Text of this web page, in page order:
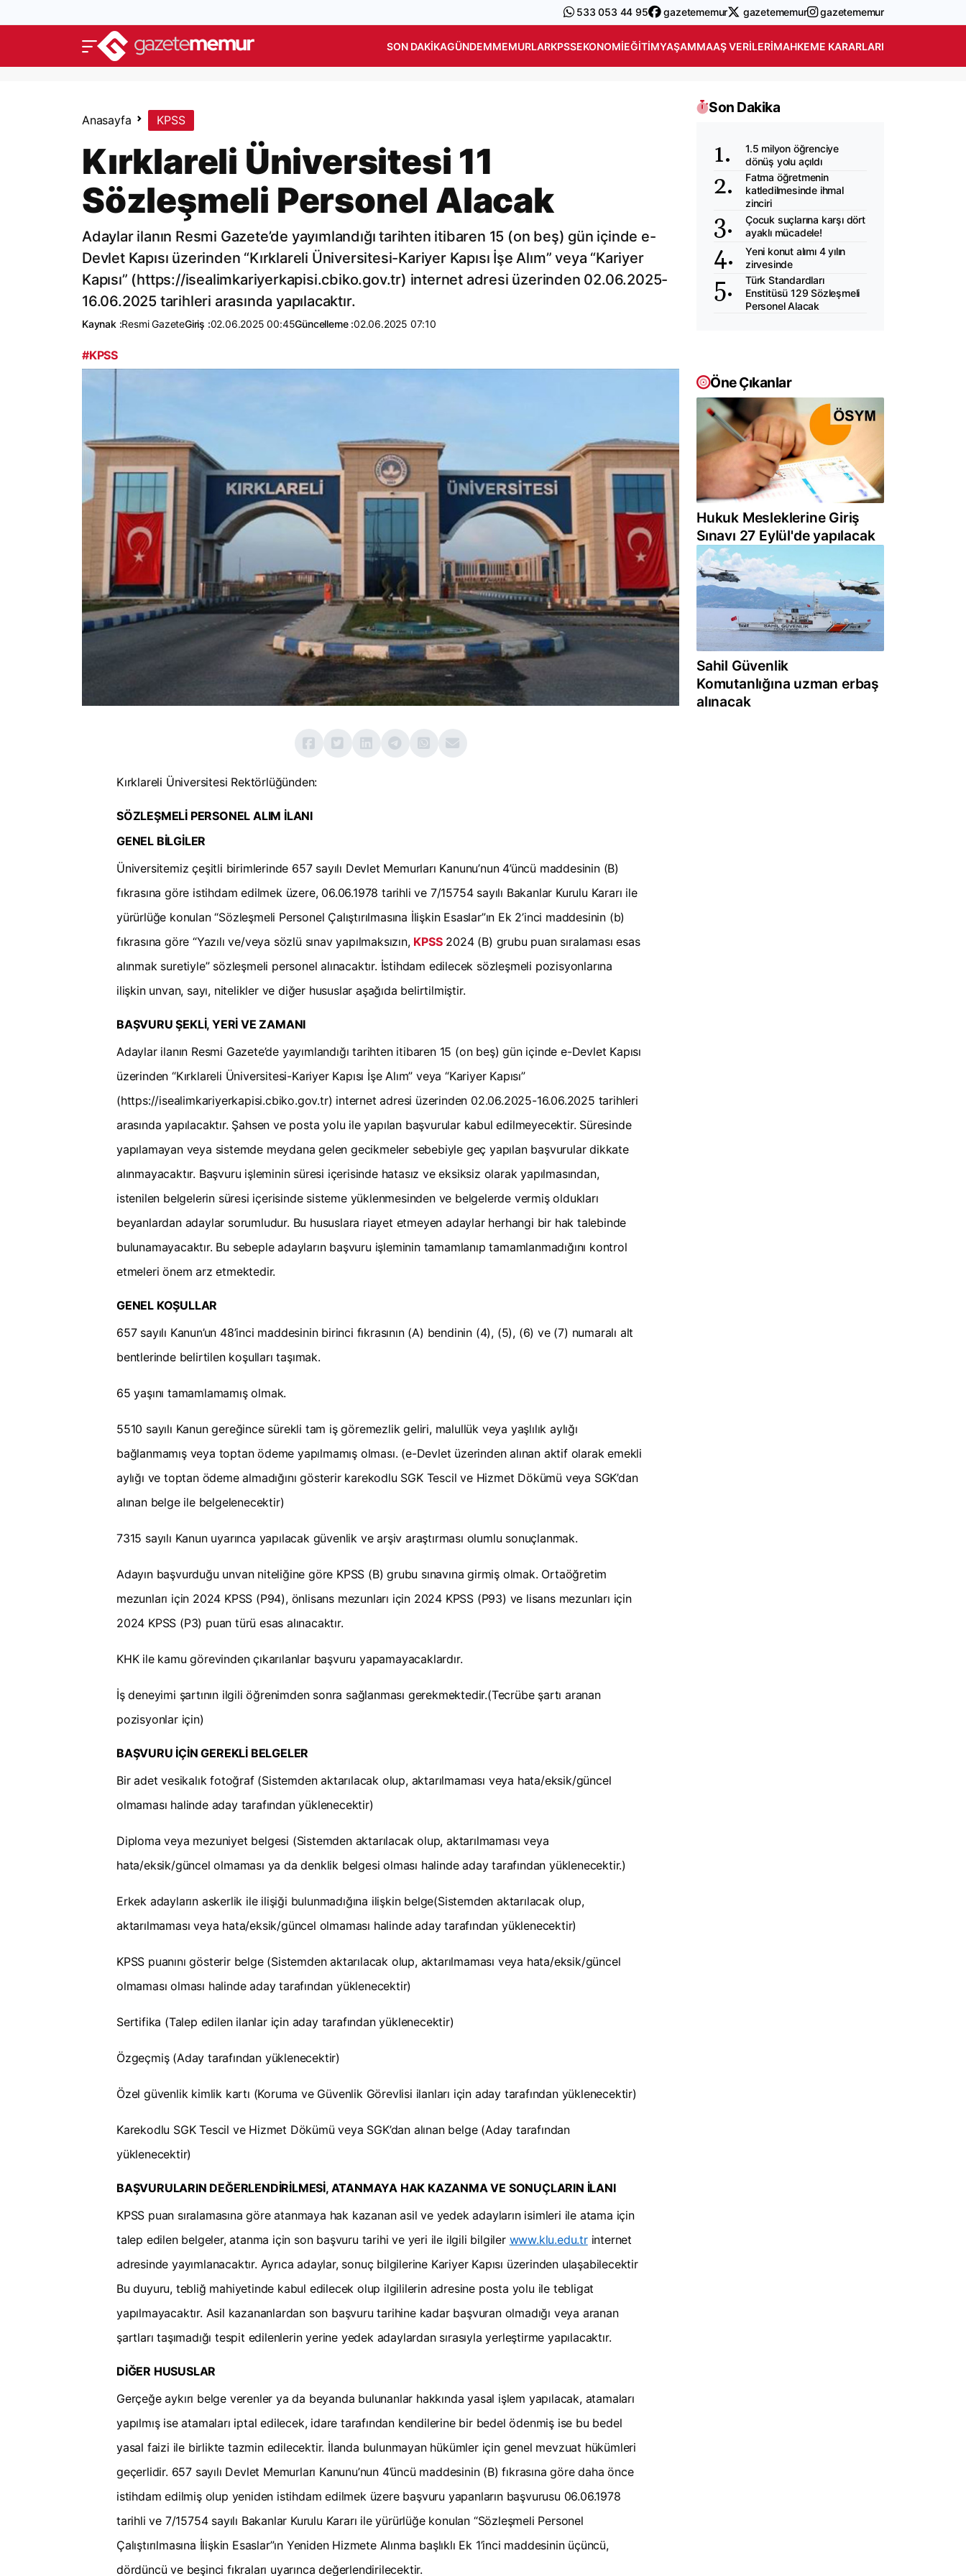
533 053 44 95 gazetememur gazetememur gazetememur
SON DAKIKAGÜNDEMMEMURLARKPSSEKONOMIEĞITIMYAŞAMMAAŞ VERILERIMAHKEME KARARLARI
Anasayfa KPSS
Kırklareli Üniversitesi 11
Sözleşmeli Personel Alacak
Adaylar ilanın Resmi Gazete’de yayımlandığı tarihten itibaren 15 (on beş) gün içinde e-
Devlet Kapısı üzerinden “Kırklareli Üniversitesi-Kariyer Kapısı İşe Alım” veya “Kariyer
Kapısı” (https://isealimkariyerkapisi.cbiko.gov.tr) internet adresi üzerinden 02.06.2025-
16.06.2025 tarihleri arasında yapılacaktır.
Kaynak :Resmi GazeteGiriş :02.06.2025 00:45Güncelleme :02.06.2025 07:10
#KPSS
Kırklareli Üniversitesi Rektörlüğünden:
SÖZLEŞMELİ PERSONEL ALIM İLANI
GENEL BİLGİLER
Üniversitemiz çeşitli birimlerinde 657 sayılı Devlet Memurları Kanunu’nun 4’üncü maddesinin (B)
fıkrasına göre istihdam edilmek üzere, 06.06.1978 tarihli ve 7/15754 sayılı Bakanlar Kurulu Kararı ile
yürürlüğe konulan “Sözleşmeli Personel Çalıştırılmasına İlişkin Esaslar”ın Ek 2’inci maddesinin (b)
fıkrasına göre “Yazılı ve/veya sözlü sınav yapılmaksızın, KPSS2024 (B) grubu puan sıralaması esas
alınmak suretiyle” sözleşmeli personel alınacaktır. İstihdam edilecek sözleşmeli pozisyonlarına
ilişkin unvan, sayı, nitelikler ve diğer hususlar aşağıda belirtilmiştir.
BAŞVURU ŞEKLİ, YERİ VE ZAMANI
Adaylar ilanın Resmi Gazete’de yayımlandığı tarihten itibaren 15 (on beş) gün içinde e-Devlet Kapısı
üzerinden “Kırklareli Üniversitesi-Kariyer Kapısı İşe Alım” veya “Kariyer Kapısı”
(https://isealimkariyerkapisi.cbiko.gov.tr) internet adresi üzerinden 02.06.2025-16.06.2025 tarihleri
arasında yapılacaktır. Şahsen ve posta yolu ile yapılan başvurular kabul edilmeyecektir. Süresinde
yapılamayan veya sistemde meydana gelen gecikmeler sebebiyle geç yapılan başvurular dikkate
alınmayacaktır. Başvuru işleminin süresi içerisinde hatasız ve eksiksiz olarak yapılmasından,
istenilen belgelerin süresi içerisinde sisteme yüklenmesinden ve belgelerde vermiş oldukları
beyanlardan adaylar sorumludur. Bu hususlara riayet etmeyen adaylar herhangi bir hak talebinde
bulunamayacaktır. Bu sebeple adayların başvuru işleminin tamamlanıp tamamlanmadığını kontrol
etmeleri önem arz etmektedir.
GENEL KOŞULLAR
657 sayılı Kanun’un 48’inci maddesinin birinci fıkrasının (A) bendinin (4), (5), (6) ve (7) numaralı alt
bentlerinde belirtilen koşulları taşımak.
65 yaşını tamamlamamış olmak.
5510 sayılı Kanun gereğince sürekli tam iş göremezlik geliri, malullük veya yaşlılık aylığı
bağlanmamış veya toptan ödeme yapılmamış olması. (e-Devlet üzerinden alınan aktif olarak emekli
aylığı ve toptan ödeme almadığını gösterir karekodlu SGK Tescil ve Hizmet Dökümü veya SGK’dan
alınan belge ile belgelenecektir)
7315 sayılı Kanun uyarınca yapılacak güvenlik ve arşiv araştırması olumlu sonuçlanmak.
Adayın başvurduğu unvan niteliğine göre KPSS (B) grubu sınavına girmiş olmak. Ortaöğretim
mezunları için 2024 KPSS (P94), önlisans mezunları için 2024 KPSS (P93) ve lisans mezunları için
2024 KPSS (P3) puan türü esas alınacaktır.
KHK ile kamu görevinden çıkarılanlar başvuru yapamayacaklardır.
İş deneyimi şartının ilgili öğrenimden sonra sağlanması gerekmektedir.(Tecrübe şartı aranan
pozisyonlar için)
BAŞVURU İÇİN GEREKLİ BELGELER
Bir adet vesikalık fotoğraf (Sistemden aktarılacak olup, aktarılmaması veya hata/eksik/güncel
olmaması halinde aday tarafından yüklenecektir)
Diploma veya mezuniyet belgesi (Sistemden aktarılacak olup, aktarılmaması veya
hata/eksik/güncel olmaması ya da denklik belgesi olması halinde aday tarafından yüklenecektir.)
Erkek adayların askerlik ile ilişiği bulunmadığına ilişkin belge(Sistemden aktarılacak olup,
aktarılmaması veya hata/eksik/güncel olmaması halinde aday tarafından yüklenecektir)
KPSS puanını gösterir belge (Sistemden aktarılacak olup, aktarılmaması veya hata/eksik/güncel
olmaması olması halinde aday tarafından yüklenecektir)
Sertifika (Talep edilen ilanlar için aday tarafından yüklenecektir)
Özgeçmiş (Aday tarafından yüklenecektir)
Özel güvenlik kimlik kartı (Koruma ve Güvenlik Görevlisi ilanları için aday tarafından yüklenecektir)
Karekodlu SGK Tescil ve Hizmet Dökümü veya SGK’dan alınan belge (Aday tarafından
yüklenecektir)
BAŞVURULARIN DEĞERLENDİRİLMESİ, ATANMAYA HAK KAZANMA VE SONUÇLARIN İLANI
KPSS puan sıralamasına göre atanmaya hak kazanan asil ve yedek adayların isimleri ile atama için
talep edilen belgeler, atanma için son başvuru tarihi ve yeri ile ilgili bilgiler www.klu.edu.trinternet
adresinde yayımlanacaktır. Ayrıca adaylar, sonuç bilgilerine Kariyer Kapısı üzerinden ulaşabilecektir
Bu duyuru, tebliğ mahiyetinde kabul edilecek olup ilgililerin adresine posta yolu ile tebligat
yapılmayacaktır. Asil kazananlardan son başvuru tarihine kadar başvuran olmadığı veya aranan
şartları taşımadığı tespit edilenlerin yerine yedek adaylardan sırasıyla yerleştirme yapılacaktır.
DİĞER HUSUSLAR
Gerçeğe aykırı belge verenler ya da beyanda bulunanlar hakkında yasal işlem yapılacak, atamaları
yapılmış ise atamaları iptal edilecek, idare tarafından kendilerine bir bedel ödenmiş ise bu bedel
yasal faizi ile birlikte tazmin edilecektir. İlanda bulunmayan hükümler için genel mevzuat hükümleri
geçerlidir. 657 sayılı Devlet Memurları Kanunu’nun 4’üncü maddesinin (B) fıkrasına göre daha önce
istihdam edilmiş olup yeniden istihdam edilmek üzere başvuru yapanların başvurusu 06.06.1978
tarihli ve 7/15754 sayılı Bakanlar Kurulu Kararı ile yürürlüğe konulan “Sözleşmeli Personel
Çalıştırılmasına İlişkin Esaslar”ın Yeniden Hizmete Alınma başlıklı Ek 1’inci maddesinin üçüncü,
dördüncü ve beşinci fıkraları uyarınca değerlendirilecektir.
Son Dakika
1.5 milyon öğrenciye
dönüş yolu açıldı
Fatma öğretmenin
katledilmesinde ihmal
zinciri
Çocuk suçlarına karşı dört
ayaklı mücadele!
Yeni konut alımı 4 yılın
zirvesinde
Türk Standardları
Enstitüsü 129 Sözleşmeli
Personel Alacak
Öne Çıkanlar
Hukuk Mesleklerine Giriş
Sınavı 27 Eylül'de yapılacak
Sahil Güvenlik
Komutanlığına uzman erbaş
alınacak